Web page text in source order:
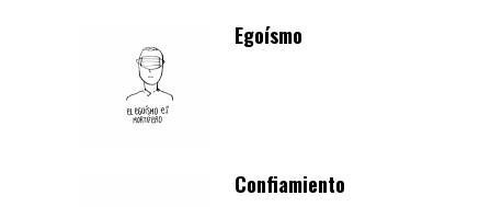
Egoísmo
Confiamiento